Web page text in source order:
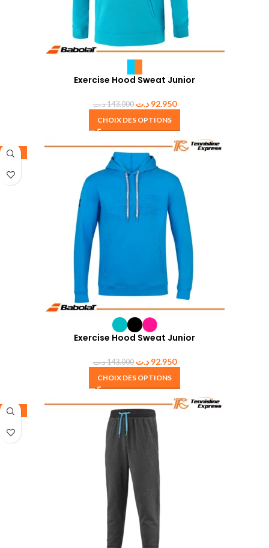
Exercise Hood Sweat Junior
143.000د.ت 92.950 د.ت
CHOIX DES OPTIONS
-35%
Exercise Hood Sweat Junior
143.000د.ت 92.950 د.ت
CHOIX DES OPTIONS
-35%